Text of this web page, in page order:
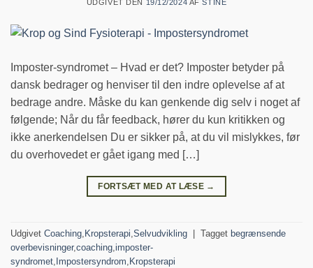
UDGIVET DEN 19/12/2024 AFSTINE
Imposter-syndromet – Hvad er det? Imposter betyder på
dansk bedrager og henviser til den indre oplevelse af at
bedrage andre. Måske du kan genkende dig selv i noget af
følgende; Når du får feedback, hører du kun kritikken og
ikke anerkendelsen Du er sikker på, at du vil mislykkes, før
du overhovedet er gået igang med […]
FORTSÆT MED AT LÆSE →
Udgivet Coaching, Kropsterapi,Selvudvikling Tagget begrænsende
overbevisninger,coaching,imposter-
syndromet, Impostersyndrom, Kropsterapi